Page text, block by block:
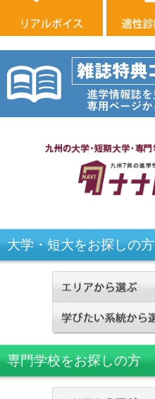
大学・短大をお探しの方
専門学校をお探しの方